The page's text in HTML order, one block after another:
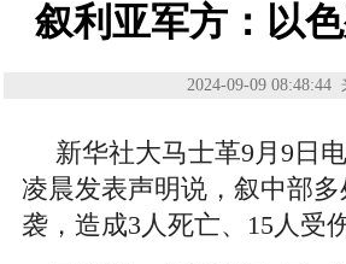
叙利亚军方：以
2024-09-09 08:48:44
新华社大马士革9月9日
凌晨发表声明说，叙中部
袭，造成3人死亡、15人受伤